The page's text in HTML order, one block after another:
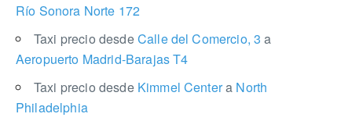
Río Sonora Norte 172
Taxi precio desdeCalle del Comercio, 3a
Aeropuerto Madrid-Barajas T4
Taxi precio desde Kimmel Centera North
Philadelphia